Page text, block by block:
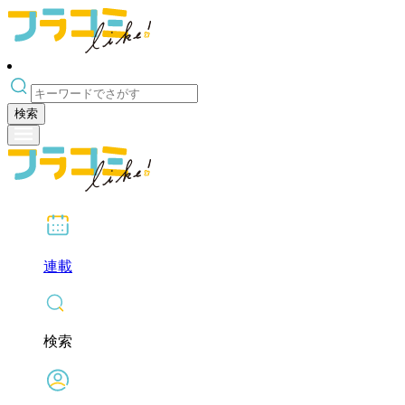
検索
連載
検索